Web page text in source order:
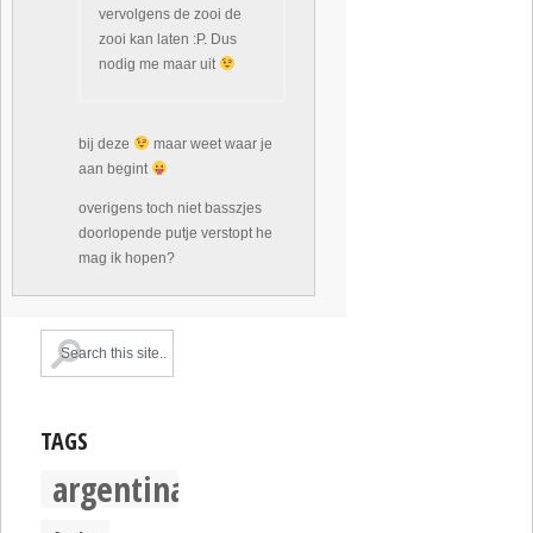
vervolgens de zooi de
zooi kan laten :P. Dus
nodig me maar uit
bij deze
maar weet waar je
aan begint
overigens toch niet basszjes
doorlopende putje verstopt he
mag ik hopen?
TAGS
argentina